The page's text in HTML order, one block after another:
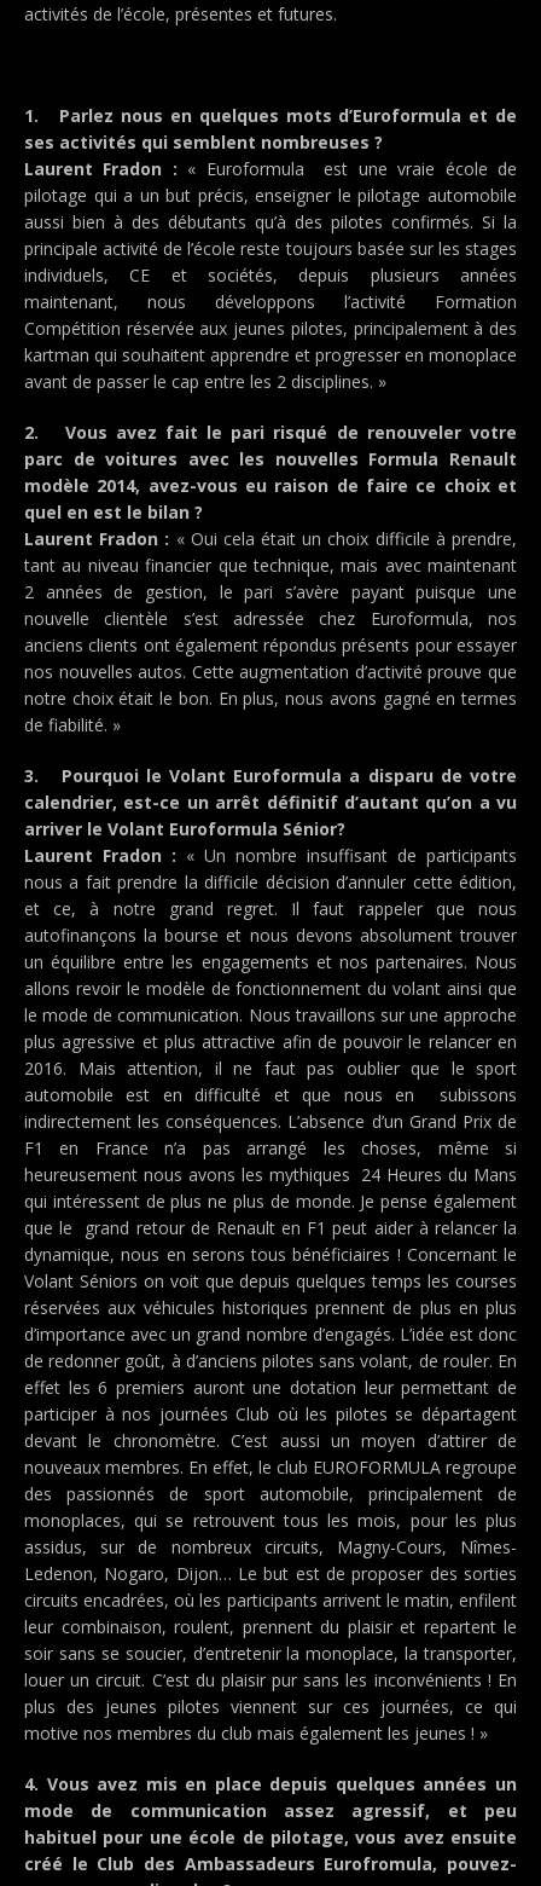
activités de l’école, présentes et futures.
1. Parlez nous en quelques mots d’Euroformula et de
ses activités qui semblent nombreuses ?
Laurent Fradon : « Euroformula est une vraie école de
pilotage qui a un but précis, enseigner le pilotage automobile
aussi bien à des débutants qu’à des pilotes confirmés. Si la
principale activité de l’école reste toujours basée sur les stages
individuels, CE et sociétés, depuis plusieurs années
maintenant, nous développons l’activité Formation
Compétition réservée aux jeunes pilotes, principalement à des
kartman qui souhaitent apprendre et progresser en monoplace
avant de passer le cap entre les 2 disciplines. »
2. Vous avez fait le pari risqué de renouveler votre
parc de voitures avec les nouvelles Formula Renault
modèle 2014, avez-vous eu raison de faire ce choix et
quel en est le bilan ?
Laurent Fradon : « Oui cela était un choix difficile à prendre,
tant au niveau financier que technique, mais avec maintenant
2 années de gestion, le pari s’avère payant puisque une
nouvelle clientèle s’est adressée chez Euroformula, nos
anciens clients ont également répondus présents pour essayer
nos nouvelles autos. Cette augmentation d’activité prouve que
notre choix était le bon. En plus, nous avons gagné en termes
de fiabilité. »
3. Pourquoi le Volant Euroformula a disparu de votre
calendrier, est-ce un arrêt définitif d’autant qu’on a vu
arriver le Volant Euroformula Sénior?
Laurent Fradon : « Un nombre insuffisant de participants
nous a fait prendre la difficile décision d’annuler cette édition,
et ce, à notre grand regret. Il faut rappeler que nous
autofinançons la bourse et nous devons absolument trouver
un équilibre entre les engagements et nos partenaires. Nous
allons revoir le modèle de fonctionnement du volant ainsi que
le mode de communication. Nous travaillons sur une approche
plus agressive et plus attractive afin de pouvoir le relancer en
2016. Mais attention, il ne faut pas oublier que le sport
automobile est en difficulté et que nous en subissons
indirectement les conséquences. L’absence d’un Grand Prix de
F1 en France n’a pas arrangé les choses, même si
heureusement nous avons les mythiques 24 Heures du Mans
qui intéressent de plus ne plus de monde. Je pense également
que le grand retour de Renault en F1 peut aider à relancer la
dynamique, nous en serons tous bénéficiaires ! Concernant le
Volant Séniors on voit que depuis quelques temps les courses
réservées aux véhicules historiques prennent de plus en plus
d’importance avec un grand nombre d’engagés. L’idée est donc
de redonner goût, à d’anciens pilotes sans volant, de rouler. En
effet les 6 premiers auront une dotation leur permettant de
participer à nos journées Club où les pilotes se départagent
devant le chronomètre. C’est aussi un moyen d’attirer de
nouveaux membres. En effet, le club EUROFORMULA regroupe
des passionnés de sport automobile, principalement de
monoplaces, qui se retrouvent tous les mois, pour les plus
assidus, sur de nombreux circuits, Magny-Cours, Nîmes-
Ledenon, Nogaro, Dijon… Le but est de proposer des sorties
circuits encadrées, où les participants arrivent le matin, enfilent
leur combinaison, roulent, prennent du plaisir et repartent le
soir sans se soucier, d’entretenir la monoplace, la transporter,
louer un circuit. C’est du plaisir pur sans les inconvénients ! En
plus des jeunes pilotes viennent sur ces journées, ce qui
motive nos membres du club mais également les jeunes ! »
4. Vous avez mis en place depuis quelques années un
mode de communication assez agressif, et peu
habituel pour une école de pilotage, vous avez ensuite
créé le Club des Ambassadeurs Eurofromula, pouvez-